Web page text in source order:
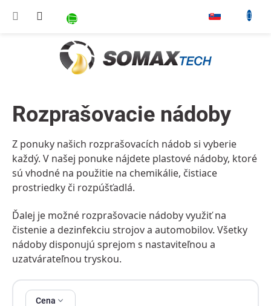
NÁKUPNÝ KOŠÍK
Rozprašovacie nádoby
Z ponuky našich rozprašovacích nádob si vyberie
každý. V našej ponuke nájdete plastové nádoby, ktoré
sú vhodné na použitie na chemikálie, čistiace
prostriedky či rozpúšťadlá.
Ďalej je možné rozprašovacie nádoby využiť na
čistenie a dezinfekciu strojov a automobilov. Všetky
nádoby disponujú sprejom s nastaviteľnou a
uzatvárateľnou tryskou.
Cena
Výpis produktov